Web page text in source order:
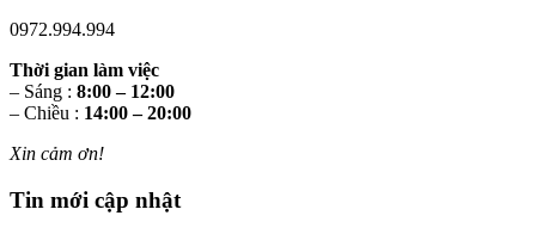
0972.994.994
Thời gian làm việc
– Sáng : 8:00 – 12:00
– Chiều : 14:00 – 20:00
Xin cảm ơn!
Tin mới cập nhật